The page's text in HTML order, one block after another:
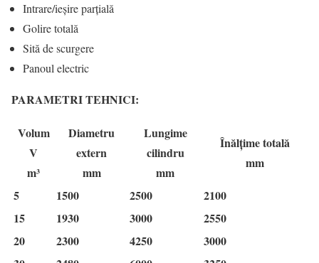
Intrare/ieșire parțială
Golire totală
Sită de scurgere
Panoul electric
PARAMETRI TEHNICI:
Volum
V
m³
Diametru
extern
mm
Lungime
cilindru
mm
Înălțime totală
mm
5
1500 2500
2100
15
1930 3000
2550
20
2300 4250
3000